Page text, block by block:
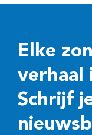
Elke
verhaal
Schrijf